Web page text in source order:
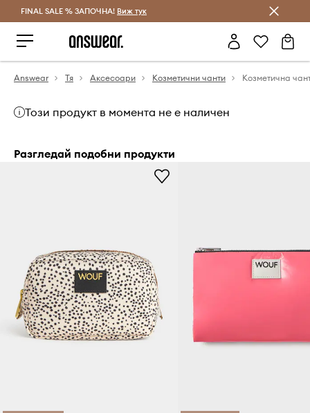
Спестявай с Answear Club
FINAL SALE % ЗАПОЧНА! Виж тук
Answear Тя Аксесоари Козметични чанти Козметична
Този продукт в момента не е наличен
Разгледай подобни продукти